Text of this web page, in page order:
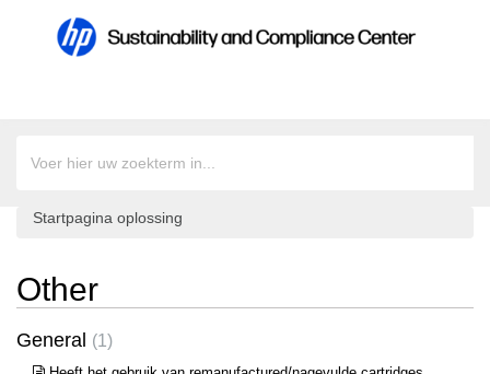
Startpagina oplossing
Other
General 1